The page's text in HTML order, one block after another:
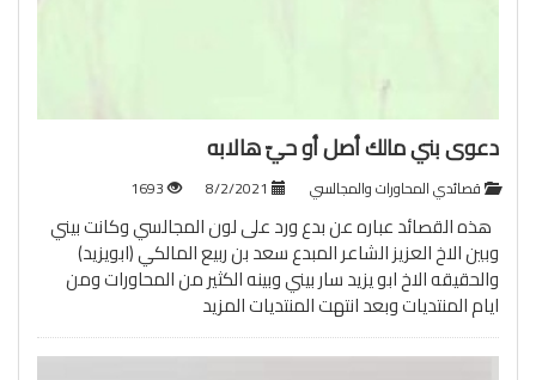
دعوى بني مالك أصل أو حيّ هالابه
قصائدي المحاورات والمجالسي 1693
هذه القصائد عباره عن بدع ورد على لون المجالسي وكانت بيني
وبين الاخ العزيز الشاعر المبدع سعد بن ربيع المالكي (ابويزيد)
والحقيقه الاخ ابو يزيد سار بيني وبينه الكثير من المحاورات ومن
ايام المنتديات وبعد انتهت المنتدياتالمزيد